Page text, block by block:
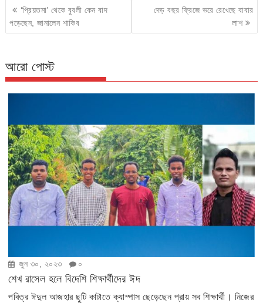
Post
navigation
‘প্রিয়তমা’ থেকে বুবলী কেন বাদ
পড়েছেন, জানালেন শাকিব
দেড় বছর ফ্রিজে ভরে রেখেছে বাবার
লাশ
আরো পোস্ট
জুন ৩০, ২০২৩ ০
শেখ রাসেল হলে বিদেশি শিক্ষার্থীদের ঈদ
পবিত্র ঈদুল আজহার ছুটি কাটাতে ক্যাম্পাস ছেড়েছেন প্রায় সব শিক্ষার্থী। নিজের